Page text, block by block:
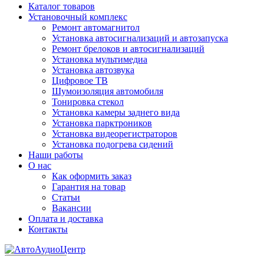
Каталог товаров
Установочный комплекс
Ремонт автомагнитол
Установка автосигнализаций и автозапуска
Ремонт брелоков и автосигнализаций
Установка мультимедиа
Установка автозвука
Цифровое ТВ
Шумоизоляция автомобиля
Тонировка стекол
Установка камеры заднего вида
Установка парктроников
Установка видеорегистраторов
Установка подогрева сидений
Наши работы
О нас
Как оформить заказ
Гарантия на товар
Статьи
Вакансии
Оплата и доставка
Контакты